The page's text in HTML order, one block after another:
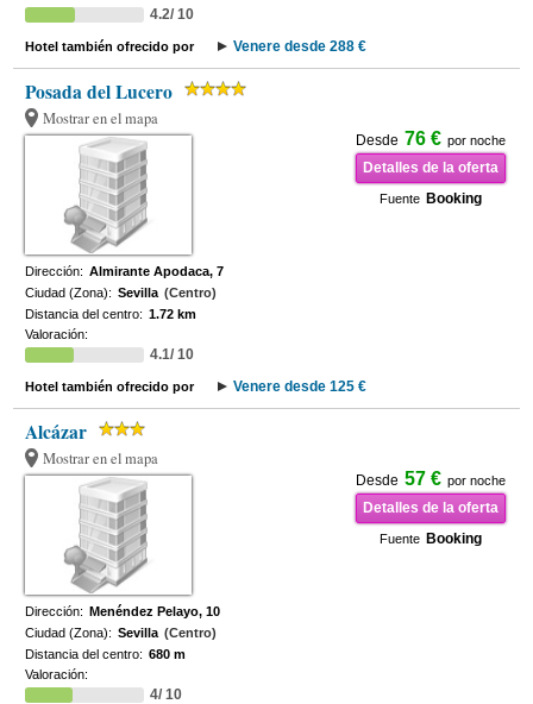
4.2/ 10
Hotel también ofrecido por Venere desde 288 €
Posada del Lucero
Mostrar en el mapa
Desde 76 € por noche
Detalles de la oferta
Fuente Booking
Dirección: Almirante Apodaca, 7
Ciudad (Zona): Sevilla (Centro)
Distancia del centro: 1.72 km
Valoración:
4.1/ 10
Hotel también ofrecido por Venere desde 125 €
Alcázar
Mostrar en el mapa
Desde 57 € por noche
Detalles de la oferta
Fuente Booking
Dirección: Menéndez Pelayo, 10
Ciudad (Zona): Sevilla (Centro)
Distancia del centro: 680 m
Valoración:
4/ 10